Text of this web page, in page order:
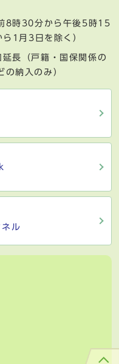
8時30分から午後5時15
1月3日を除く）
長（戸籍・国保関係の
の納入のみ）
ル